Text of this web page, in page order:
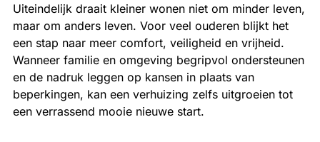
Uiteindelijk draait kleiner wonen niet om minder leven,
maar om anders leven. Voor veel ouderen blijkt het
een stap naar meer comfort, veiligheid en vrijheid.
Wanneer familie en omgeving begripvol ondersteunen
en de nadruk leggen op kansen in plaats van
beperkingen, kan een verhuizing zelfs uitgroeien tot
een verrassend mooie nieuwe start.